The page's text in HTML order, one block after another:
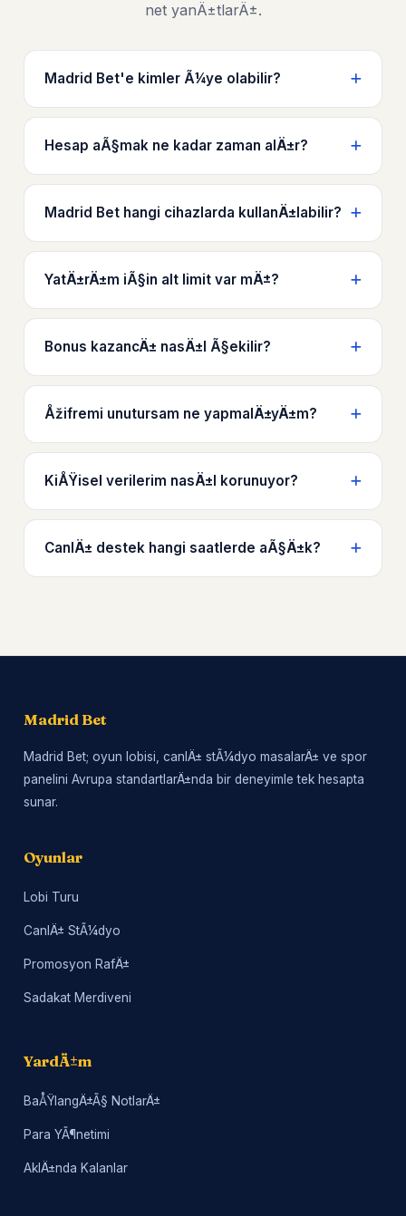
net yanÄ±tlarÄ±.
Madrid Bet'e kimler Ã¼ye olabilir?
Hesap aÃ§mak ne kadar zaman alÄ±r?
Madrid Bet hangi cihazlarda kullanÄ±labilir?
YatÄ±rÄ±m iÃ§in alt limit var mÄ±?
Bonus kazancÄ± nasÄ±l Ã§ekilir?
Åžifremi unutursam ne yapmalÄ±yÄ±m?
KiÅŸisel verilerim nasÄ±l korunuyor?
CanlÄ± destek hangi saatlerde aÃ§Ä±k?
Madrid Bet
Madrid Bet; oyun lobisi, canlÄ± stÃ¼dyo masalarÄ± ve spor
panelini Avrupa standartlarÄ±nda bir deneyimle tek hesapta
sunar.
Oyunlar
Lobi Turu
CanlÄ± StÃ¼dyo
Promosyon RafÄ±
Sadakat Merdiveni
YardÄ±m
BaÅŸlangÄ±Ã§ NotlarÄ±
Para YÃ¶netimi
AklÄ±nda Kalanlar